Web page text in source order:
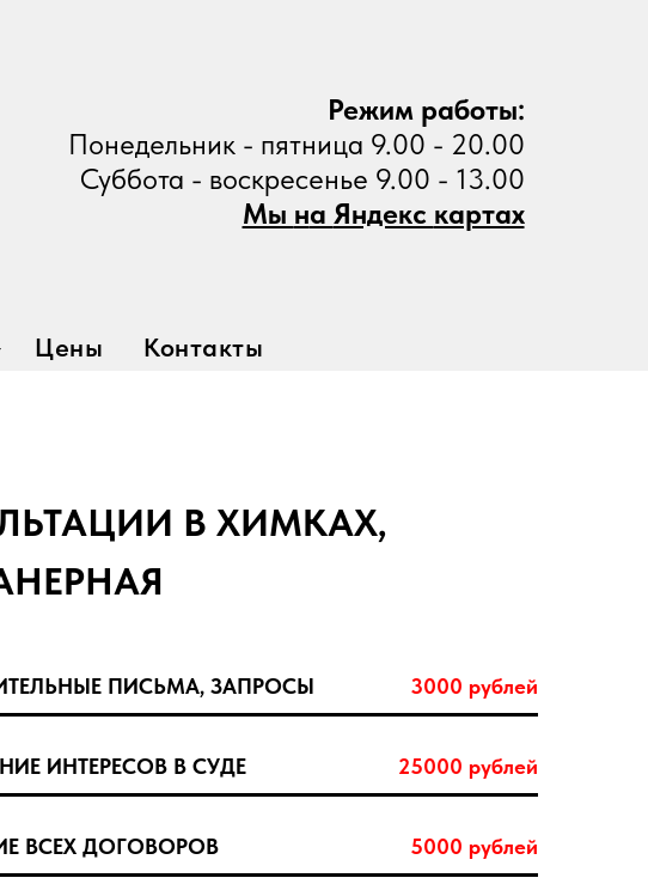
Режим работы:
Понедельник - пятница 9.00 - 20.00
Суббота - воскресенье 9.00 - 13.00
Мы на Яндекс картах
Цены Контакты
В ХИМКАХ,
ПИСЬМА, ЗАПРОСЫ 3000 рублей
ИНТЕРЕСОВ В СУДЕ 25000 рублей
ВСЕХ ДОГОВОРОВ 5000 рублей